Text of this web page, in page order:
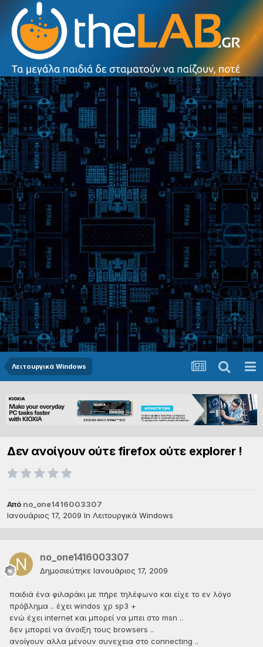
Λειτουργικά Windows
Δεν ανοίγουν ούτε firefox ούτε explorer !
Από no_one1416003307
Ιανουάριος 17, 2009 In Λειτουργικά Windows
no_one1416003307
Δημοσιεύτηκε Ιανουάριος 17, 2009
παιδιά ένα φιλαράκι με πήρε τηλέφωνο και είχε το εν λόγο
πρόβλημα .. έχει windos χρ sp3 +
ενώ έχει internet και μπορεί να μπει στο msn ..
δεν μπορεί να άνοιξη τους browsers ..
ανοίγουν αλλα μένουν συνεχεια στο connecting ..